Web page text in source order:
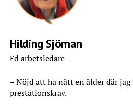
Hilding Sjöman
Fd arbetsledare
– Nöjd att ha nått en ålder där
prestationskrav.